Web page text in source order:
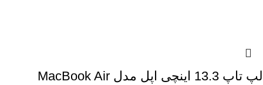
لپ تاپ 13.3 اینچی اپل مدل MacBook Air